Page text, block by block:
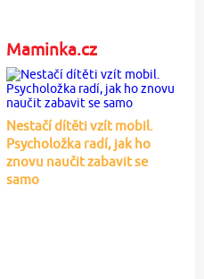
Maminka.cz
Nestačí dítěti vzít mobil.
Psycholožka radí, jak ho
znovu naučit zabavit se
samo